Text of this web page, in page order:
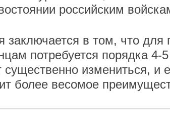
российским
заключается в том, что для
потребуется порядка
существенно измениться, и
более весомое